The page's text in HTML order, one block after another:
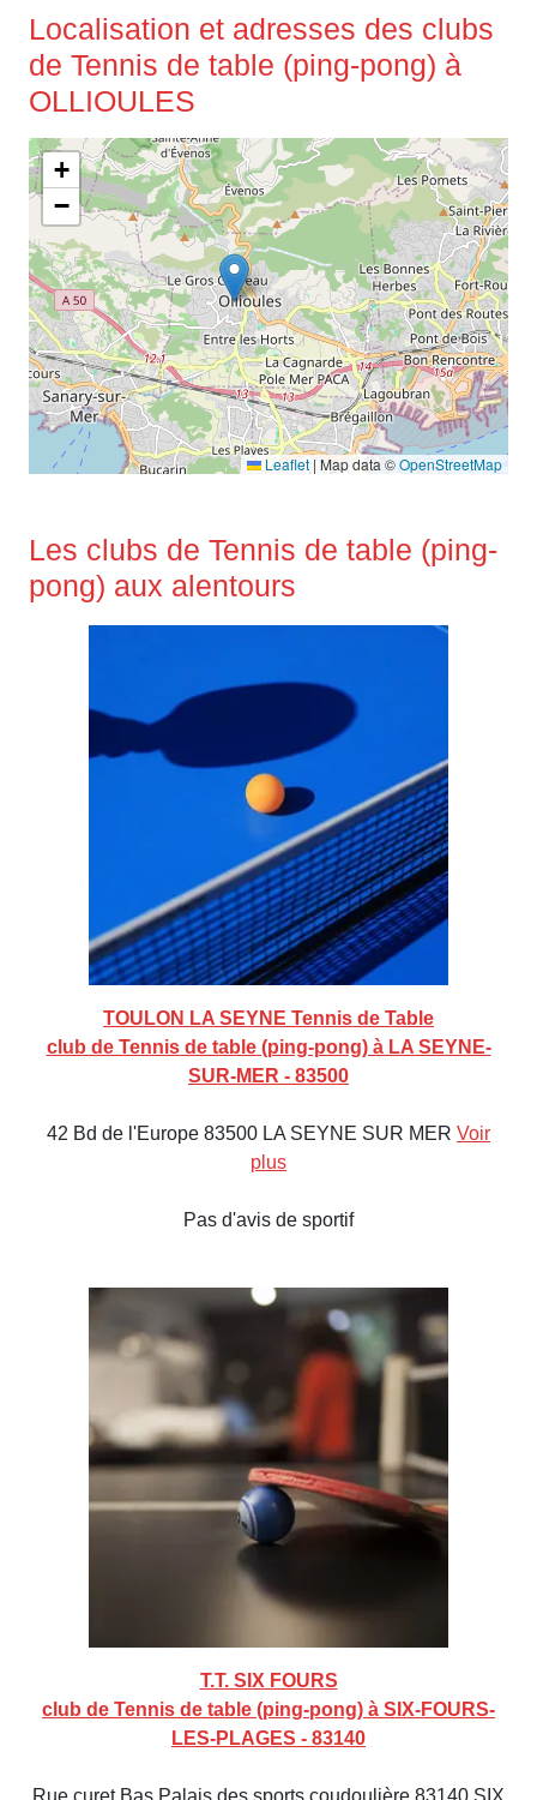
Localisation et adresses des clubs
de Tennis de table (ping-pong) à
OLLIOULES
+
−
Leaflet |Map data ©OpenStreetMap
Les clubs de Tennis de table (ping-
pong) aux alentours
TOULON LA SEYNE Tennis de Table
club de Tennis de table (ping-pong) à LA SEYNE-
SUR-MER - 83500
42 Bd de l'Europe 83500 LA SEYNE SUR MER Voir
plus
Pas d'avis de sportif
T.T. SIX FOURS
club de Tennis de table (ping-pong) à SIX-FOURS-
LES-PLAGES - 83140
Rue curet Bas Palais des sports coudoulière 83140 SIX